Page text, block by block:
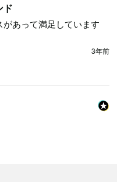
ド
あって満足しています
3年前